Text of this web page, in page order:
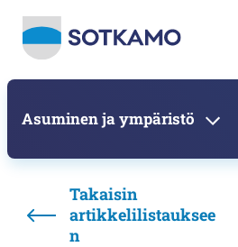
Asuminen ja ympäristö
Takaisin
artikkelilistauksee
n